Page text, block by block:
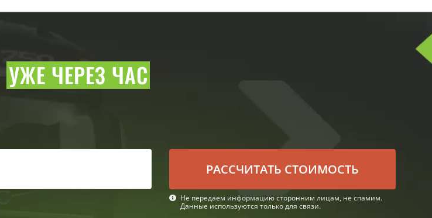
УЖЕ ЧЕРЕЗ ЧАС
РАСCЧИТАТЬ СТОИМОСТЬ
Не передаем информацию сторонним лицам, не спамим.
Данные используются только для связи.